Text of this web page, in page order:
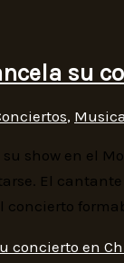
su
, Musica
show en el
El
concierto
concierto en